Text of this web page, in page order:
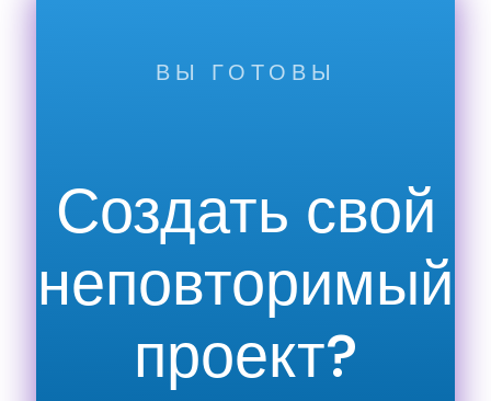
ВЫ ГОТОВЫ
Создать свой
неповторимый
проект?